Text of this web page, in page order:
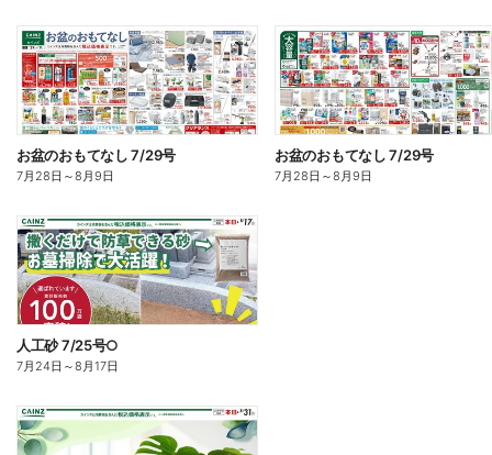
お盆のおもてなし 7/29号
7月28日 ～8月9日
お盆のおもてなし 7/29号
7月28日 ～8月9日
人工砂 7/25号○
7月24日 ～8月17日